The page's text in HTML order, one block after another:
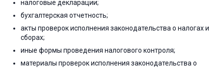
налоговые декларации;
бухгалтерская отчетность;
акты проверок исполнения законодательства о налогах и
сборах;
иные формы проведения налогового контроля;
материалы проверок исполнения законодательства о